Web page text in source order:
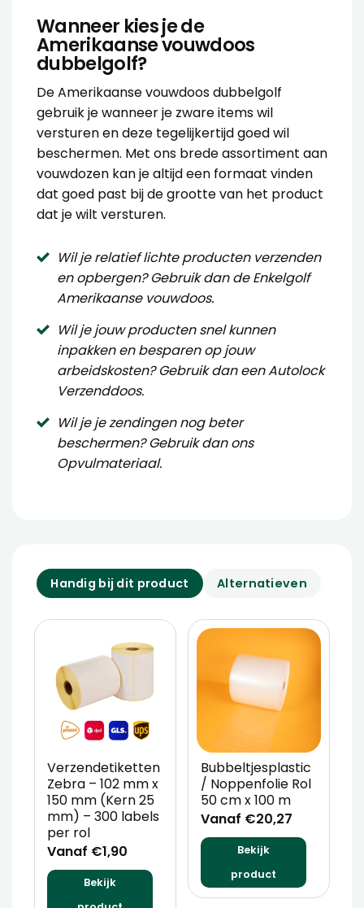
Wanneer kies je de
Amerikaanse vouwdoos
dubbelgolf?
De Amerikaanse vouwdoos dubbelgolf
gebruik je wanneer je zware items wil
versturen en deze tegelijkertijd goed wil
beschermen. Met ons brede assortiment aan
vouwdozen kan je altijd een formaat vinden
dat goed past bij de grootte van het product
dat je wilt versturen.
Wil je relatief lichte producten verzenden
en opbergen? Gebruik dan deEnkelgolf
Amerikaanse vouwdoos.
Wil je jouw producten snel kunnen
inpakken en besparen op jouw
arbeidskosten? Gebruik dan eenAutolock
Verzenddoos.
Wil je je zendingen nog beter
beschermen? Gebruik dan ons
Opvulmateriaal.
Handig bij dit product Alternatieven
Verzendetiketten
Zebra – 102 mm x
150 mm (Kern 25
mm) – 300 labels
per rol
Vanaf €1,90
Bekijk
Bubbeltjesplastic
/ Noppenfolie Rol
50 cm x 100 m
Vanaf €20,27
Bekijk
product